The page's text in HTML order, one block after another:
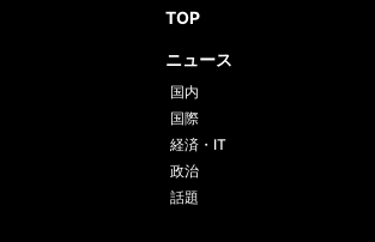
TOP
ニュース
国内
国際
経済・IT
政治
話題